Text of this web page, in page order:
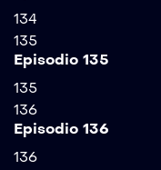
134
135
Episodio 135
135
136
Episodio 136
136